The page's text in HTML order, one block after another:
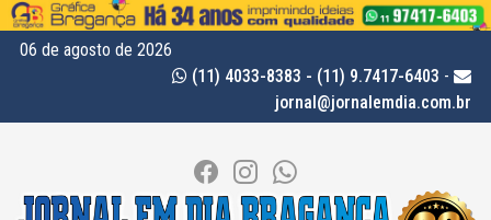
06 de agosto de 2026
(11) 4033-8383 - (11) 9.7417-6403 -
jornal@jornalemdia.com.br